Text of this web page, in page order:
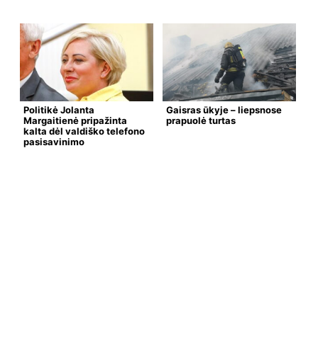
Politikė Jolanta
Margaitienė pripažinta
kalta dėl valdiško telefono
pasisavinimo
Gaisras ūkyje – liepsnose
prapuolė turtas